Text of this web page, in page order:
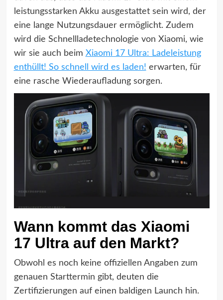
leistungsstarken Akku ausgestattet sein wird, der
eine lange Nutzungsdauer ermöglicht. Zudem
wird die Schnellladetechnologie von Xiaomi, wie
wir sie auch beim Xiaomi 17 Ultra: Ladeleistung
enthüllt! So schnell wird es laden! erwarten, für
eine rasche Wiederaufladung sorgen.
Wann kommt das Xiaomi
17 Ultra auf den Markt?
Obwohl es noch keine offiziellen Angaben zum
genauen Starttermin gibt, deuten die
Zertifizierungen auf einen baldigen Launch hin.